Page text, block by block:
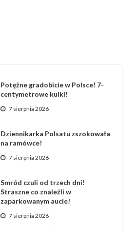
Potężne gradobicie w Polsce! 7-
centymetrowe kulki!
7 sierpnia 2026
Dziennikarka Polsatu zszokowała
na ramówce!
7 sierpnia 2026
Smród czuli od trzech dni!
Straszne co znaleźli w
zaparkowanym aucie!
7 sierpnia 2026